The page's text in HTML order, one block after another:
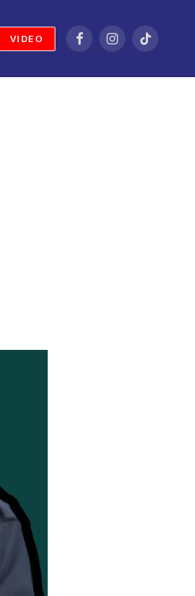
VIDEO
FacebookInstagramTikTok